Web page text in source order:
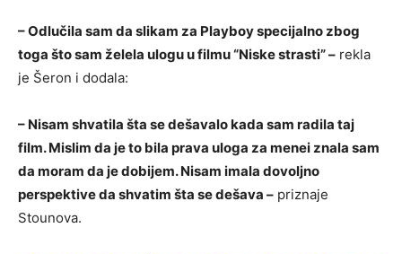
– Odlučila sam da slikam za Playboy specijalno zbog
toga što sam želela ulogu u filmu “Niske strasti” – rekla
je Šeron i dodala:
– Nisam shvatila šta se dešavalo kada sam radila taj
film. Mislim da je to bila prava uloga za menei znala sam
da moram da je dobijem. Nisam imala dovoljno
perspektive da shvatim šta se dešava – priznaje
Stounova.